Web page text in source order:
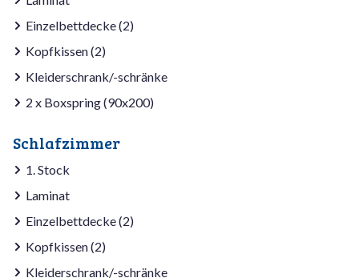
Einzelbettdecke (2)
Kopfkissen (2)
Kleiderschrank/-schränke
2 x Boxspring (90x200)
Schlafzimmer
1. Stock
Laminat
Einzelbettdecke (2)
Kopfkissen (2)
Kleiderschrank/-schränke